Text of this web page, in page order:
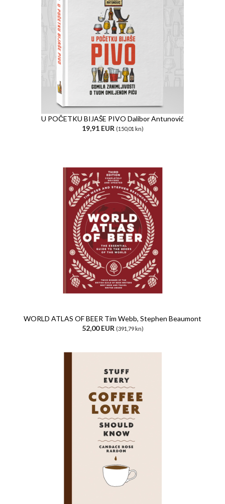
U POČETKU BIJAŠE PIVO Dalibor Antunović
19,91 EUR (150,01 kn)
WORLD ATLAS OF BEER Tim Webb, Stephen Beaumont
52,00 EUR (391,79 kn)